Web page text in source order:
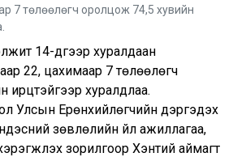
7 төлөөлөгч оролцож 74,5 хувийн
14-дүгээр хуралдаан
22, цахимаар 7 төлөөлөгч
ирцтэйгээр хуралдлаа.
Улсын Ерөнхийлөгчийн дэргэдэх
зөвлөлийн үйл ажиллагаа,
зорилгоор Хэнтий аймагт